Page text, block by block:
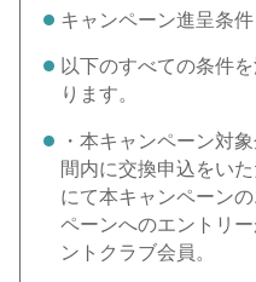
キャンペーン進呈条件
以下のすべての条件
ります。
・本キャンペーン対
間内に交換申込をい
にて本キャンペーン
ペーンへのエントリ
ントクラブ会員。